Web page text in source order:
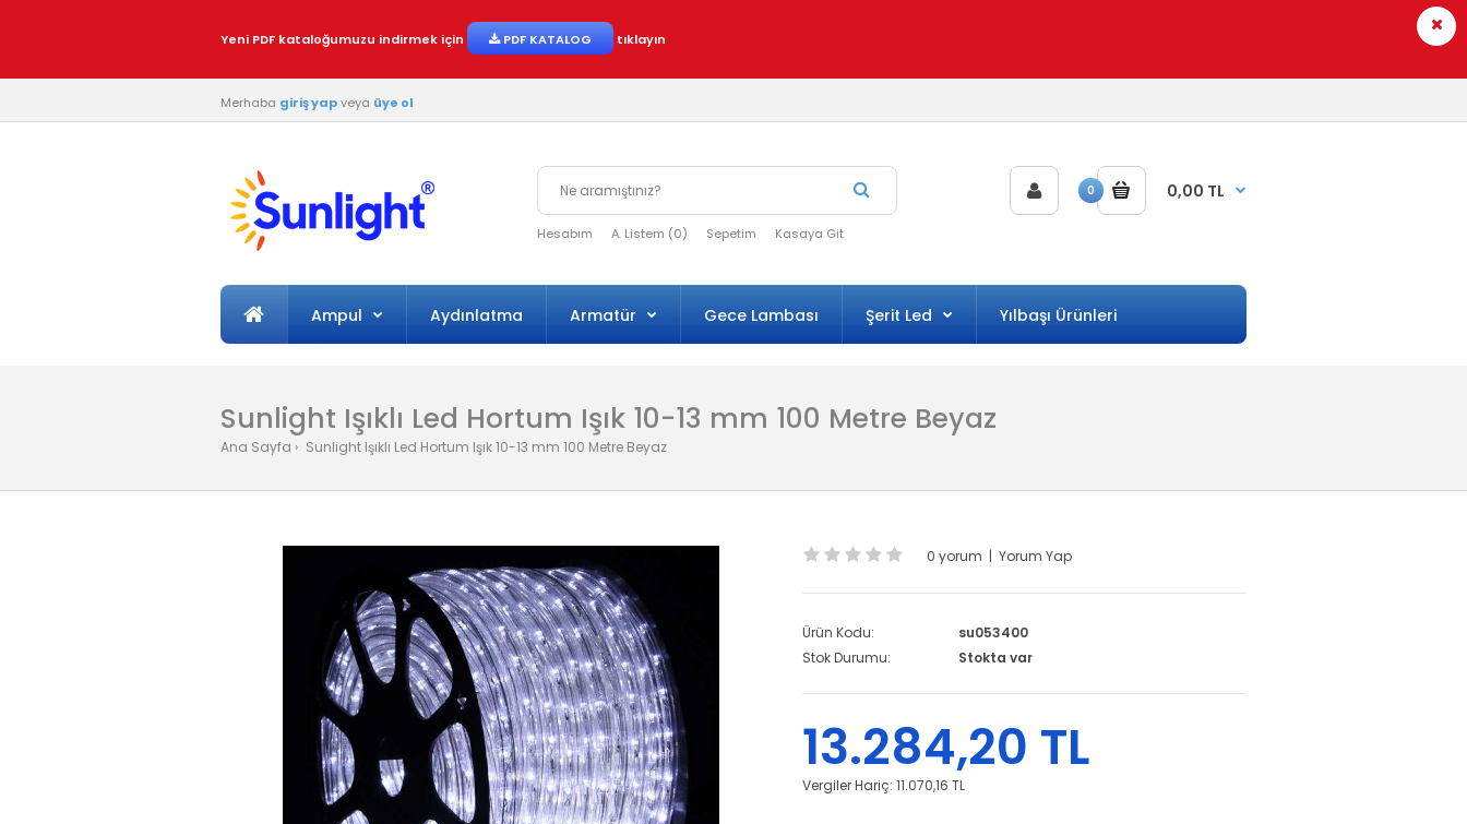
Yeni PDF kataloğumuzu indirmek için PDF KATALOG tıklayın
Merhaba giriş yapveya üye ol
Hesabım A. Listem (0) Sepetim Kasaya Git
0 0,00 TL
Ampul Aydınlatma Armatür Gece Lambası Şerit Led Yılbaşı Ürünleri
Sunlight Işıklı Led Hortum Işık 10-13 mm 100 Metre Beyaz
Ana Sayfa Sunlight Işıklı Led Hortum Işık 10-13 mm 100 Metre Beyaz
0 yorum |Yorum Yap
Ürün Kodu:
su053400
Stok Durumu:
Stokta var
13.284,20 TL
Vergiler Hariç:11.070,16 TL